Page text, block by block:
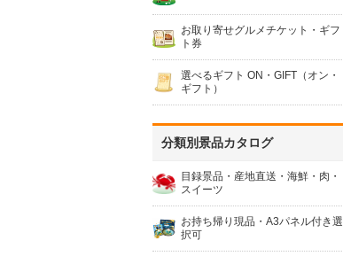
お取り寄せグルメチケット・ギフ
ト券
選べるギフト ON・GIFT（オン・
ギフト）
分類別景品カタログ
目録景品・産地直送・海鮮・肉・
スイーツ
お持ち帰り現品・A3パネル付き選
択可